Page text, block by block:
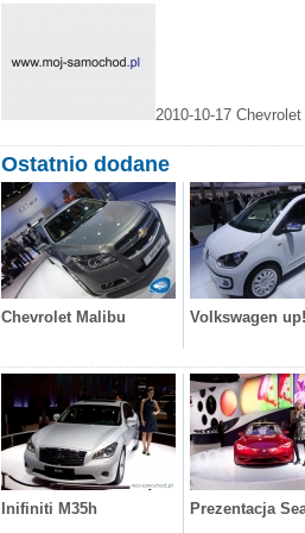
2010-10-17
Ostatnio dodane
Chevrolet Malibu Volkswagen up!
Inifiniti M35h Prezentacja